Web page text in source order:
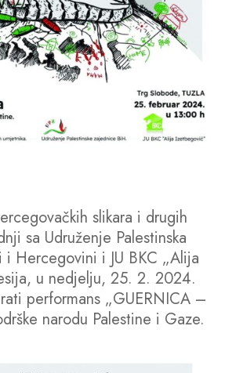
slikara i drugih
sa Udruženje Palestinska
Hercegovini i JU BKC „Alija
u nedjelju, 25. 2. 2024.
performans „GUERNICA –
narodu Palestine i Gaze.